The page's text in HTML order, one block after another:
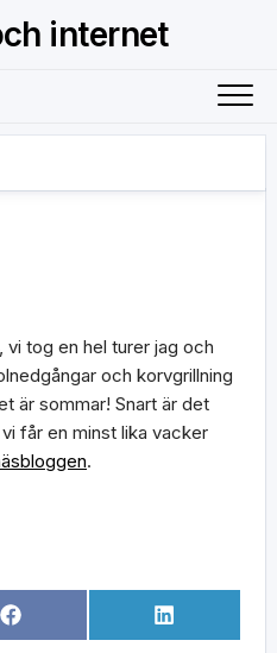
internet
vi tog en hel turer jag och
och korvgrillning
är sommar! Snart är det
får en minst lika vacker
.
Dela
på
Facebook Dela
på
LinkedIn